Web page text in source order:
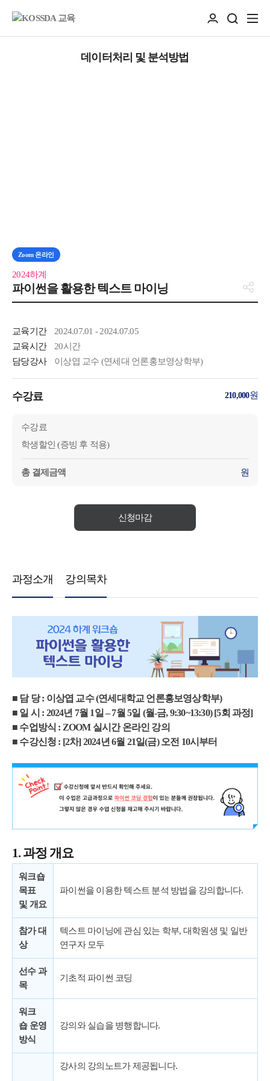
데이터처리 및 분석방법
Zoom 온라인
2024하계
파이썬을 활용한 텍스트 마이닝
교육기간
2024.07.01 - 2024.07.05
교육시간
20시간
담당강사
이상엽 교수 (연세대 언론홍보영상학부)
수강료 210,000원
수강료
학생할인 (증빙 후 적용)
총 결제금액 원
신청마감
과정소개 강의목차
■ 담 당 : 이상엽 교수 (연세대학교 언론홍보영상학부)
■ 일 시 : 2024년 7월 1일 – 7월 5일 (월-금, 9:30~13:30) [5회 과정]
■ 수업방식 : ZOOM 실시간 온라인 강의
■ 수강신청 : [2차] 2024년 6월 21일(금) 오전 10시부터
1. 과정 개요
워크숍
목표
및 개요
파이썬을 이용한 텍스트 분석 방법을 강의합니다.
참가 대
상
텍스트 마이닝에 관심 있는 학부, 대학원생 및 일반
연구자 모두
선수 과
목
기초적 파이썬 코딩
워크
숍 운영
방식
강의와 실습을 병행합니다.
강사의 강의노트가 제공됩니다.